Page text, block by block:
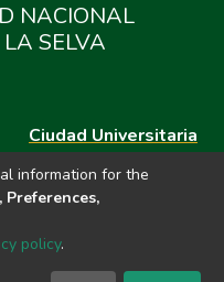
NACIONAL
SELVA
Ciudad Universitaria
1.21 Tingo María, Huánuco
Datos del contacto
repositorio@unas.edu.pe
https://portalweb.unas.edu.pe/
information for the
policy.